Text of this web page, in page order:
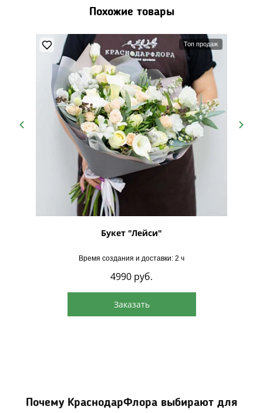
Похожие товары
Топ продаж
Букет "Лейси"
Время создания и доставки: 2 ч
4990 руб.
Заказать
Почему КраснодарФлора выбирают для